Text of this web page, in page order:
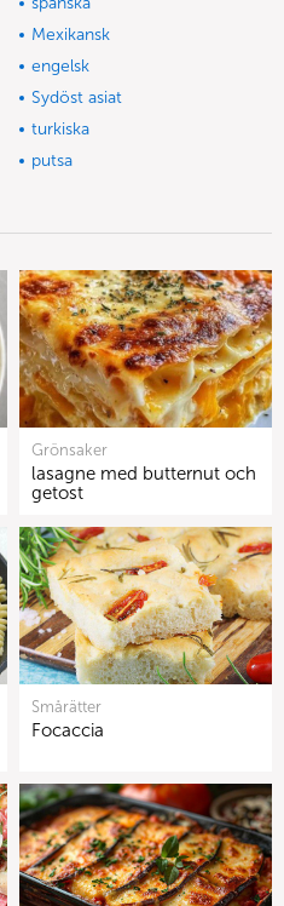
Mexikansk
engelsk
Sydöst asiat
turkiska
putsa
Grönsaker
lasagne med butternut och
getost
Smårätter
Focaccia